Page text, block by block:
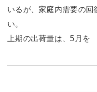
いるが、家庭内需要の回
い。
上期の出荷量は、5月を